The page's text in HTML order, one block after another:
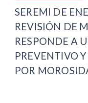
SEREMI DE
REVISIÓN DE
RESPONDE A
PREVENTIVO
POR